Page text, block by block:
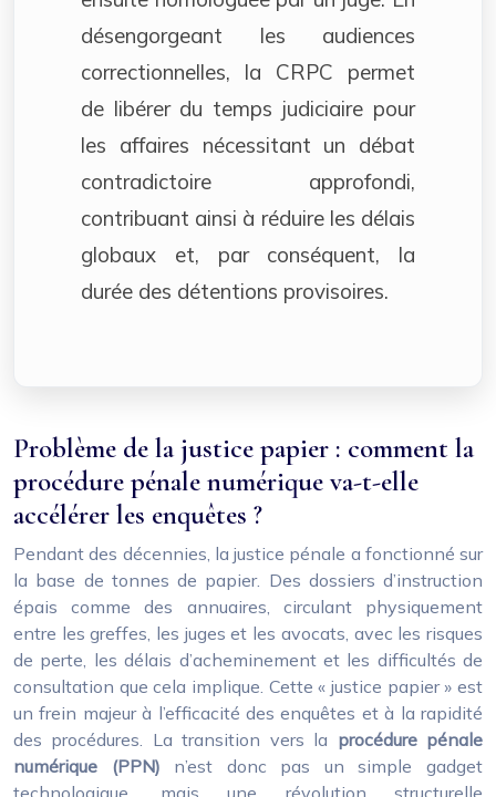
désengorgeant les audiences
correctionnelles, la CRPC permet
de libérer du temps judiciaire pour
les affaires nécessitant un débat
contradictoire approfondi,
contribuant ainsi à réduire les délais
globaux et, par conséquent, la
durée des détentions provisoires.
Problème de la justice papier : comment la
procédure pénale numérique va-t-elle
accélérer les enquêtes ?
Pendant des décennies, la justice pénale a fonctionné sur
la base de tonnes de papier. Des dossiers d’instruction
épais comme des annuaires, circulant physiquement
entre les greffes, les juges et les avocats, avec les risques
de perte, les délais d’acheminement et les difficultés de
consultation que cela implique. Cette « justice papier » est
un frein majeur à l’efficacité des enquêtes et à la rapidité
des procédures. La transition vers la procédure pénale
numérique (PPN) n’est donc pas un simple gadget
technologique, mais une révolution structurelle